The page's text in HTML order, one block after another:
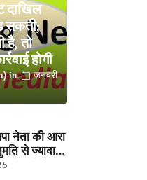
दाखिल
सकती;
है, तो
होगी
जनवरी
नेता की आरा
से ज्यादा
मशीनें